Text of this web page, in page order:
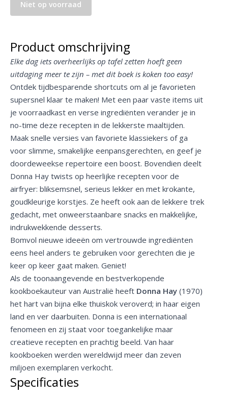
Niet op voorraad
Product omschrijving
Elke dag iets overheerlijks op tafel zetten hoeft geen
uitdaging meer te zijn – met dit boek is koken too easy!
Ontdek tijdbesparende shortcuts om al je favorieten
supersnel klaar te maken! Met een paar vaste items uit
je voorraadkast en verse ingrediënten verander je in
no-time deze recepten in de lekkerste maaltijden.
Maak snelle versies van favoriete klassiekers of ga
voor slimme, smakelijke eenpansgerechten, en geef je
doordeweekse repertoire een boost. Bovendien deelt
Donna Hay twists op heerlijke recepten voor de
airfryer: bliksemsnel, serieus lekker en met krokante,
goudkleurige korstjes. Ze heeft ook aan de lekkere trek
gedacht, met onweerstaanbare snacks en makkelijke,
indrukwekkende desserts.
Bomvol nieuwe ideeën om vertrouwde ingrediënten
eens heel anders te gebruiken voor gerechten die je
keer op keer gaat maken. Geniet!
Als de toonaangevende en bestverkopende
kookboekauteur van Australië heeft Donna Hay (1970)
het hart van bijna elke thuiskok veroverd; in haar eigen
land en ver daarbuiten. Donna is een internationaal
fenomeen en zij staat voor toegankelijke maar
creatieve recepten en prachtig beeld. Van haar
kookboeken werden wereldwijd meer dan zeven
miljoen exemplaren verkocht.
Specificaties